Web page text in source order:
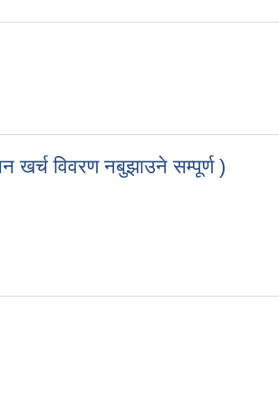
खर्च विवरण नबुझाउने सम्पूर्ण )